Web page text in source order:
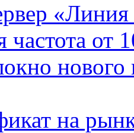
частота от
нового
на